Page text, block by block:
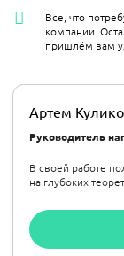
Артем
Руководитель
В своей работе
на глубоких
Все, что
компании.
пришлём вам